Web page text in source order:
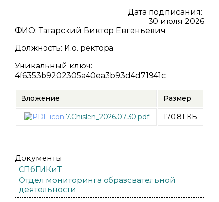
Дата подписания:
30 июля 2026
ФИО:Татарский Виктор Евгеньевич
Должность: И.о. ректора
Уникальный ключ:
4f6353b9202305a40ea3b93d4d71941c
Вложение Размер
7.Chislen_2026.07.30.pdf 170.81 КБ
Документы
СПбГИКиТ
Отдел мониторинга образовательной
деятельности